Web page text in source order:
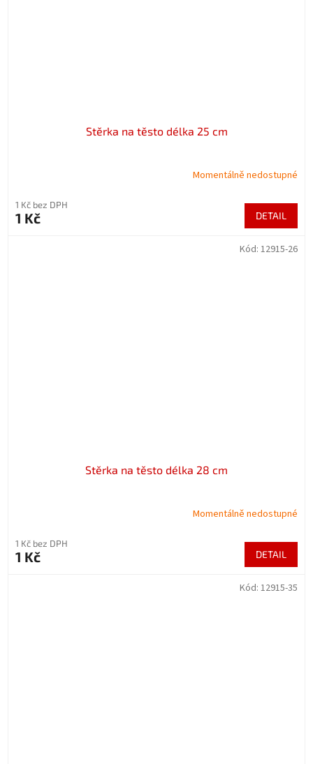
Stěrka na těsto délka 25 cm
Momentálně nedostupné
1 Kč bez DPH
1 Kč DETAIL
Stěrka na těsto délka 28 cm
Momentálně nedostupné
1 Kč bez DPH
1 Kč DETAIL
Kód: 12915-26
Kód: 12915-35